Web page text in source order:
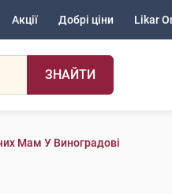
Акції Добрі ціни Likar
ЗНАЙТИ
Мам У Виноградові